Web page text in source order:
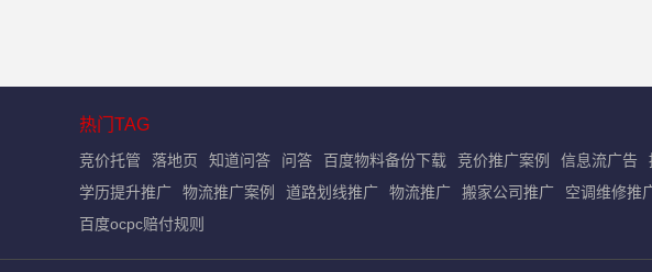
热门TAG
竞价托管 落地页 知道问答 问答 百度物料备份下载 竞价推广案例 信息流广告
学历提升推广
物流推广案例 道路划线推广 物流推广 搬家公司推广 空调维修推
百度ocpc赔付规则